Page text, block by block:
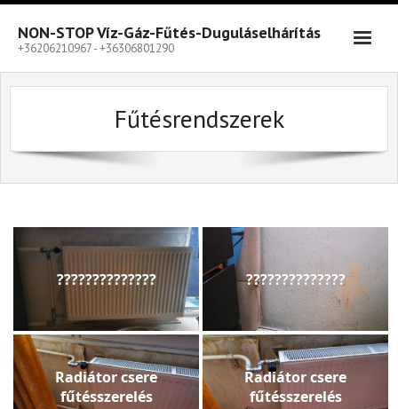
Skip
content
NON-STOP Víz-Gáz-Fűtés-Duguláselhárítás
+36206210967 - +36306801290
Fűtésrendszerek
?????????????? ??????????????
Radiátor csere
fűtésszerelés
Radiátor csere
fűtésszerelés